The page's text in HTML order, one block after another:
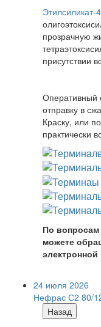
Этилсиликат-
прозрачную
присутствии
Оперативный
отправку в
Краску, или
практически
По
можете
электронной
24 июля 2026
Нефрас С2 80/
Назад